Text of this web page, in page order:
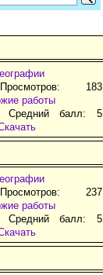
183
работы
Средний балл: 5
237
работы
Средний балл: 5